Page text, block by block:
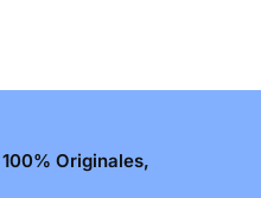
Originales,